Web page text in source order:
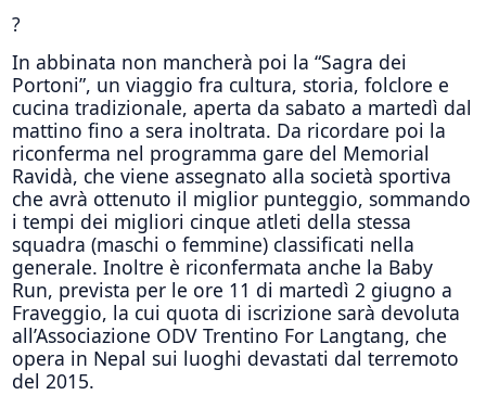
?
In abbinata non mancherà poi la “Sagra dei
Portoni”, un viaggio fra cultura, storia, folclore e
cucina tradizionale, aperta da sabato a martedì dal
mattino fino a sera inoltrata. Da ricordare poi la
riconferma nel programma gare del Memorial
Ravidà, che viene assegnato alla società sportiva
che avrà ottenuto il miglior punteggio, sommando
i tempi dei migliori cinque atleti della stessa
squadra (maschi o femmine) classificati nella
generale. Inoltre è riconfermata anche la Baby
Run, prevista per le ore 11 di martedì 2 giugno a
Fraveggio, la cui quota di iscrizione sarà devoluta
all’Associazione ODV Trentino For Langtang, che
opera in Nepal sui luoghi devastati dal terremoto
del 2015.